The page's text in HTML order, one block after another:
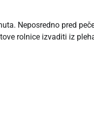
Neposredno pred
rolnice izvaditi iz